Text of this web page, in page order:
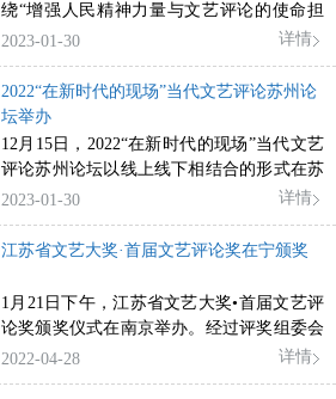
绕“增强人民精神力量与文艺评论的使命担
当”主题发表主旨发言
2023-01-30 详情
2022“在新时代的现场”当代文艺评论苏州论
坛举办
12月15日，2022“在新时代的现场”当代文艺
评论苏州论坛以线上线下相结合的形式在苏
州开幕。
2023-01-30 详情
江苏省文艺大奖·首届文艺评论奖在宁颁奖
1月21日下午，江苏省文艺大奖•首届文艺评
论奖颁奖仪式在南京举办。经过评奖组委会
组织专家进行复评、终评，最终共有30篇
2022-04-28 详情